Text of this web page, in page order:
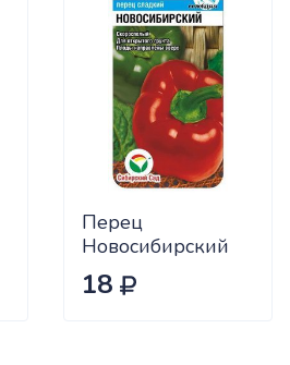
Перец
Новосибирский
(ранний) Сиб.сад
Ц
18